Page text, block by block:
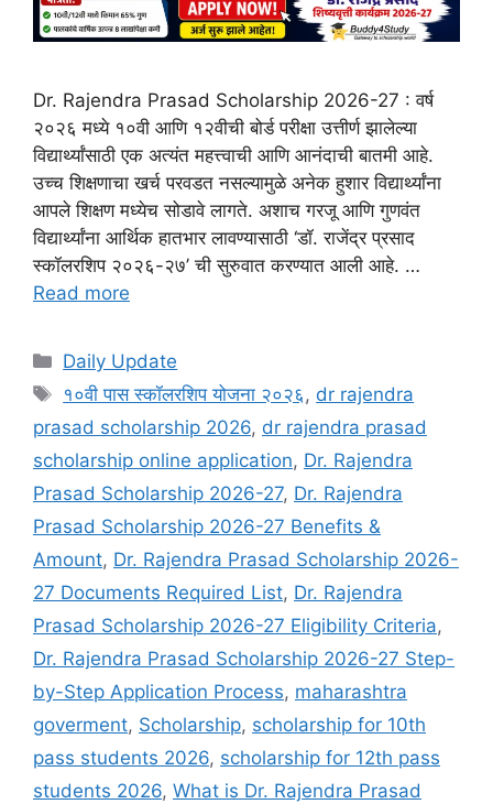
Dr. Rajendra Prasad Scholarship 2026-27 : वर्ष
२०२६ मध्ये १०वी आणि १२वीची बोर्ड परीक्षा उत्तीर्ण झालेल्या
विद्यार्थ्यांसाठी एक अत्यंत महत्त्वाची आणि आनंदाची बातमी आहे.
उच्च शिक्षणाचा खर्च परवडत नसल्यामुळे अनेक हुशार विद्यार्थ्यांना
आपले शिक्षण मध्येच सोडावे लागते. अशाच गरजू आणि गुणवंत
विद्यार्थ्यांना आर्थिक हातभार लावण्यासाठी ‘डॉ. राजेंद्र प्रसाद
स्कॉलरशिप २०२६-२७’ ची सुरुवात करण्यात आली आहे. …
Read more
Categories
Daily Update
Tags
१०वी पास स्कॉलरशिप योजना २०२६, dr rajendra
prasad scholarship 2026, dr rajendra prasad
scholarship online application, Dr. Rajendra
Prasad Scholarship 2026-27, Dr. Rajendra
Prasad Scholarship 2026-27 Benefits &
Amount, Dr. Rajendra Prasad Scholarship 2026-
27 Documents Required List, Dr. Rajendra
Prasad Scholarship 2026-27 Eligibility Criteria,
Dr. Rajendra Prasad Scholarship 2026-27 Step-
by-Step Application Process, maharashtra
goverment, Scholarship, scholarship for 10th
pass students 2026, scholarship for 12th pass
students 2026, What is Dr. Rajendra Prasad